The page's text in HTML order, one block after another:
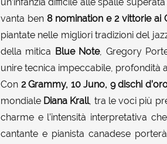
vanta ben8 nomination e 2 vittorie ai
piantate nelle migliori tradizioni del
della mitica Blue Note, Gregory
unire tecnica impeccabile, profondità
Con 2 Grammy, 10 Juno, 9 dischi
mondiale Diana Krall, tra le voci più
charme e l’intensità interpretativa
cantante e pianista canadese